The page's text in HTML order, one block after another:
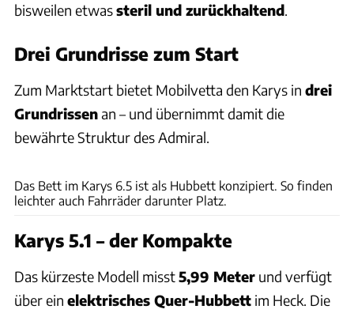
bisweilen etwassteril und zurückhaltend.
Drei Grundrisse zum Start
Zum Marktstart bietet Mobilvetta den Karys in drei
Grundrissenan – und übernimmt damit die
bewährte Struktur des Admiral.
Das Bett im Karys 6.5 ist als Hubbett konzipiert. So finden
leichter auch Fahrräder darunter Platz.
Karys 5.1 – der Kompakte
Das kürzeste Modell misst5,99 Meter und verfügt
über ein elektrisches Quer-Hubbett im Heck. Die